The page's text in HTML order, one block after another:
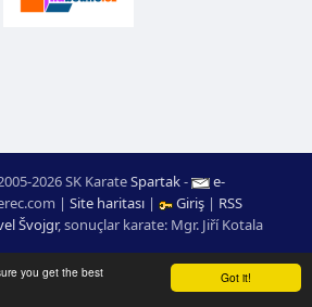
Got it!
you get the best
2026 SK KarateSpartak-
e-
| Site haritası | Giriş | RSS
Švojgr,sonuçlar karate: Mgr. Jiří Kotala